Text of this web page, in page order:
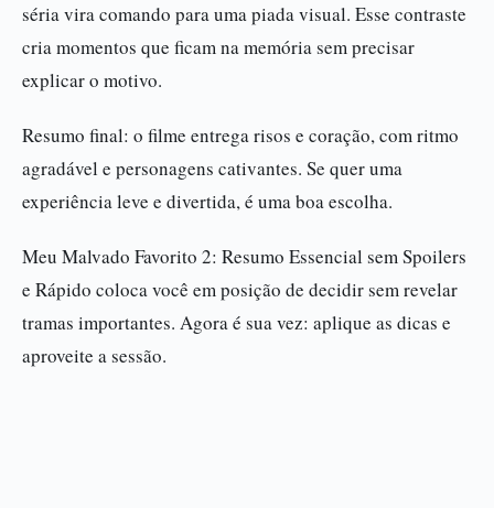
séria vira comando para uma piada visual. Esse contraste
cria momentos que ficam na memória sem precisar
explicar o motivo.
Resumo final: o filme entrega risos e coração, com ritmo
agradável e personagens cativantes. Se quer uma
experiência leve e divertida, é uma boa escolha.
Meu Malvado Favorito 2: Resumo Essencial sem Spoilers
e Rápido coloca você em posição de decidir sem revelar
tramas importantes. Agora é sua vez: aplique as dicas e
aproveite a sessão.